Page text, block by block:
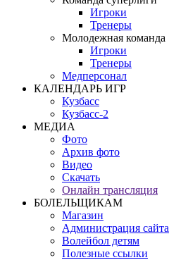
Игроки
Тренеры
Молодежная команда
Игроки
Тренеры
Медперсонал
КАЛЕНДАРЬ ИГР
Кузбасс
Кузбасс-2
МЕДИА
Фото
Архив фото
Видео
Скачать
Онлайн трансляция
БОЛЕЛЬЩИКАМ
Магазин
Администрация сайта
Волейбол детям
Полезные ссылки